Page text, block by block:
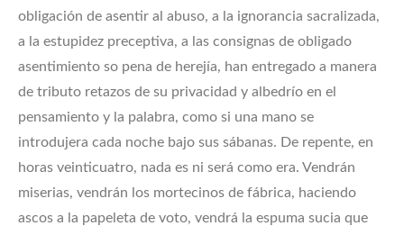
obligación de asentir al abuso, a la ignorancia sacralizada,
a la estupidez preceptiva, a las consignas de obligado
asentimiento so pena de herejía, han entregado a manera
de tributo retazos de su privacidad y albedrío en el
pensamiento y la palabra, como si una mano se
introdujera cada noche bajo sus sábanas. De repente, en
horas veinticuatro, nada es ni será como era. Vendrán
miserias, vendrán los mortecinos de fábrica, haciendo
ascos a la papeleta de voto, vendrá la espuma sucia que